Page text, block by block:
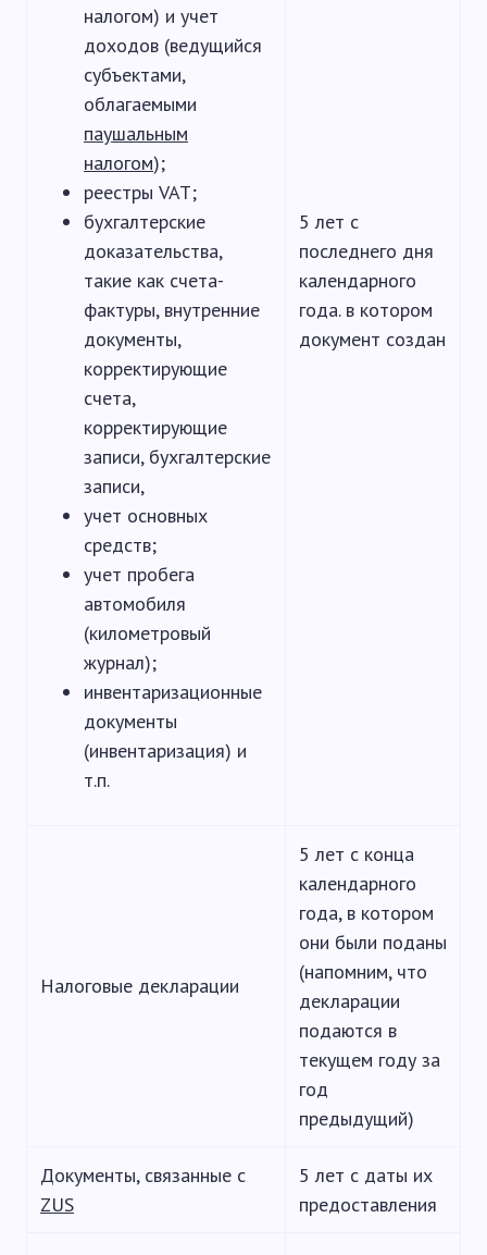
налогом) и учет
доходов (ведущийся
субъектами,
облагаемыми
паушальным
налогом);
реестры VAT;
бухгалтерские
доказательства,
такие как счета-
фактуры, внутренние
документы,
корректирующие
счета,
корректирующие
записи, бухгалтерские
записи,
учет основных
средств;
учет пробега
автомобиля
(километровый
журнал);
инвентаризационные
документы
(инвентаризация) и
т.п.
5 лет с
последнего дня
календарного
года. в котором
документ создан
Налоговые декларации
5 лет с конца
календарного
года, в котором
они были поданы
(напомним, что
декларации
подаются в
текущем году за
год
предыдущий)
Документы, связанные с
ZUS
5 лет с даты их
предоставления